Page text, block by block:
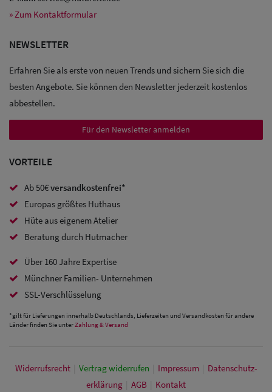
» Zum Kontaktformular
NEWSLETTER
Erfahren Sie als erste von neuen Trends und sichern Sie sich die
besten Angebote. Sie können den Newsletter jederzeit kostenlos
abbestellen.
Für den Newsletter anmelden
VORTEILE
Ab 50€versandkostenfrei*
Europas größtes Huthaus
Hüte aus eigenem Atelier
Beratung durch Hutmacher
Über 160 Jahre Expertise
Münchner Familien- Unternehmen
SSL-Verschlüsselung
*gilt für Lieferungen innerhalb Deutschlands, Lieferzeiten und Versandkosten für andere
Länder finden Sie unterZahlung & Versand
Widerrufs­recht Vertrag widerrufen Impressum
Daten­schutz­
erklärung
AGB Kontakt